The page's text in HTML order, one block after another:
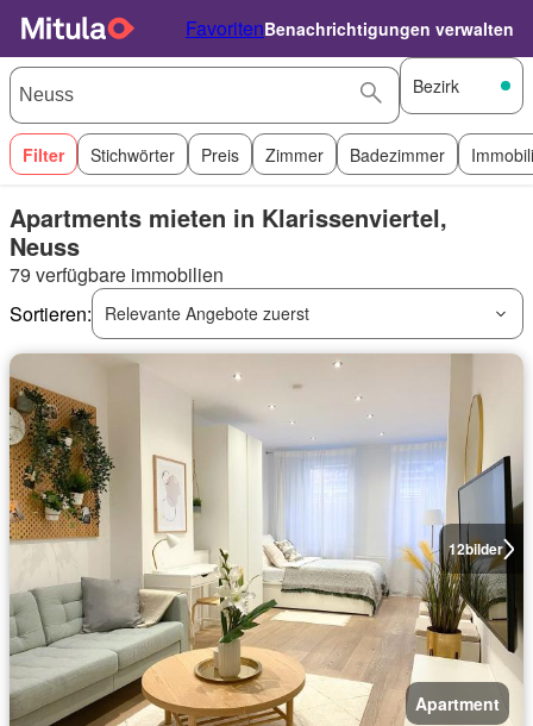
FavoritenBenachrichtigungen verwalten
Bezirk
Filter Stichwörter Preis Zimmer Badezimmer
Apartments mieten in Klarissenviertel,
Neuss
79 verfügbare immobilien
Sortieren:
Relevante Angebote zuerst
12bilder
Apartment